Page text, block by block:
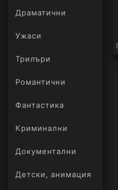
Драматични
Ужаси
Трилъри
онлайн
Романтични
Фантастика
Криминални
Документални
Детски, анимация